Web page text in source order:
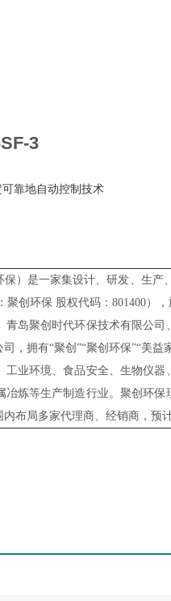
3
靠地自动控制技术
）是一家集设计、研发、生
创环保 股权代码：801400）
岛聚创时代环保技术有限公
司，拥有“聚创”“聚创环保”“美
业环境、食品安全、生物仪
炼等生产制造行业。聚创环
布局多家代理商、经销商，预